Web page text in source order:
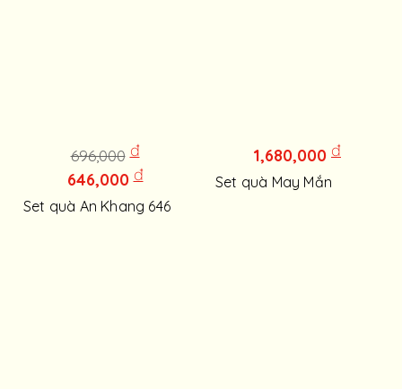
696,000 đ
646,000 đ
Set quà An Khang 646
1,680,000 đ
Set quà May Mắn